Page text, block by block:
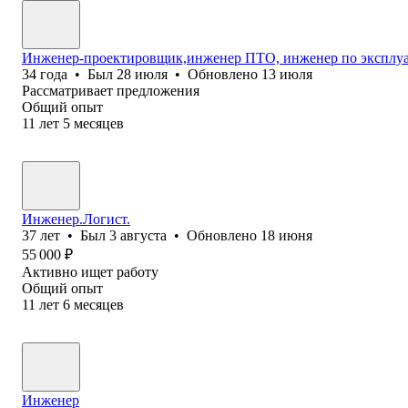
Инженер-проектировщик,инженер ПТО, инженер по
34 года • Был 28 июля • Обновлено 13 июля
Рассматривает предложения
Общий опыт
11 лет 5 месяцев
Инженер.Логист.
37 лет • Был 3 августа • Обновлено 18 июня
55 000 ₽
Активно ищет работу
Общий опыт
11 лет 6 месяцев
Инженер